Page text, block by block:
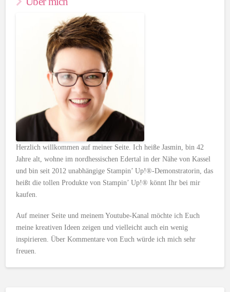
Herzlich willkommen auf meiner Seite. Ich heiße Jasmin, bin 42
Jahre alt, wohne im nordhessischen Edertal in der Nähe von Kassel
und bin seit 2012 unabhängige Stampin’ Up!®-Demonstratorin, das
heißt die tollen Produkte von Stampin’ Up!® könnt Ihr bei mir
kaufen.
Auf meiner Seite und meinem Youtube-Kanal möchte ich Euch
meine kreativen Ideen zeigen und vielleicht auch ein wenig
inspirieren. Über Kommentare von Euch würde ich mich sehr
freuen.